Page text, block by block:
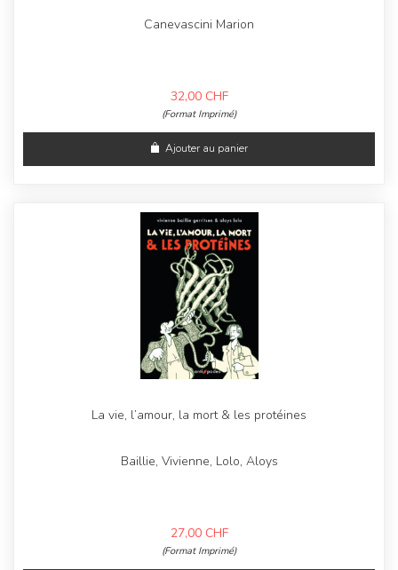
Canevascini Marion
32,00 CHF
(Format Imprimé)
Ajouter au panier
La vie, l’amour, la mort & les protéines
Baillie, Vivienne, Lolo, Aloys
27,00 CHF
(Format Imprimé)